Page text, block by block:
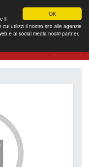
OK
il
utilizzi il nostro sito alle agenzie
e ai social media nostri partner.